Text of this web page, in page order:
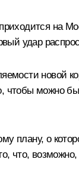
на
удар
новой
можно
плану, о
что,